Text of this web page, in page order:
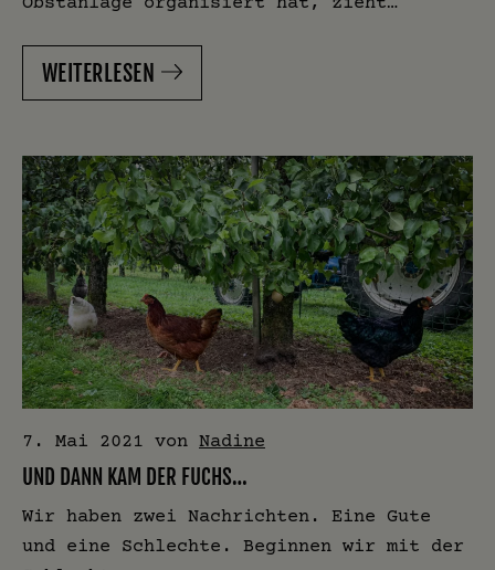
WEITERLESEN
7. Mai 2021 von Nadine
UND DANN KAM DER FUCHS…
Wir haben zwei Nachrichten. Eine Gute
und eine Schlechte. Beginnen wir mit der